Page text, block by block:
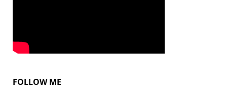
FOLLOW ME